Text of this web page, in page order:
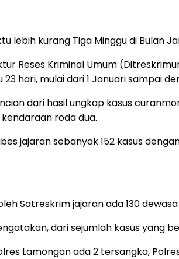
lebih kurang Tiga Minggu di Bulan
Reses Kriminal Umum
hari, mulai dari 1 Januari sampai
dari hasil ungkap kasus
roda dua.
jajaran sebanyak 152 kasus
Satreskrim jajaran ada 130
dari sejumlah kasus yang
Lamongan ada 2 tersangka,